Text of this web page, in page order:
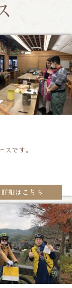
スです。
詳細はこちら